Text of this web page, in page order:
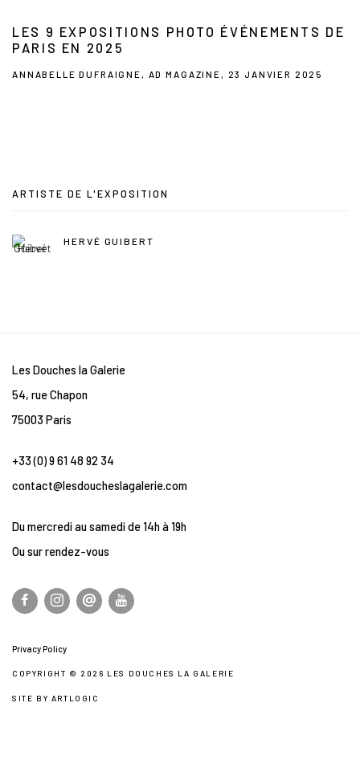
LES 9 EXPOSITIONS PHOTO ÉVÉNEMENTS DE
PARIS EN 2025
ANNABELLE DUFRAIGNE, AD MAGAZINE, 23 JANVIER 2025
ARTISTE DE L'EXPOSITION
HERVÉ GUIBERT
Les Douches la Galerie
54, rue Chapon
75003 Paris
+33 (0) 9 61 48 92 34
contact@lesdoucheslagalerie.com
Du mercredi au samedi de 14h à 19h
Ou sur rendez-vous
Privacy Policy
COPYRIGHT © 2026 LES DOUCHES LA GALERIE
SITE BY ARTLOGIC